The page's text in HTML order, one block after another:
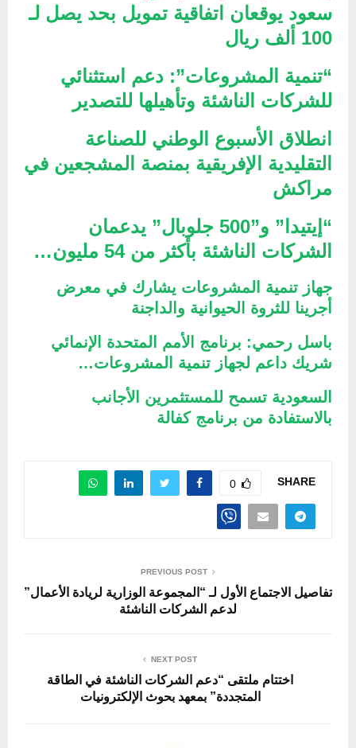
سعود يوقعان اتفاقية تمويل بحد يصل لـ
100 ألف ريال
“تنمية المشروعات”: دعم استثنائي
للشركات الناشئة وتأهيلها للتصدير
انطلاق الأسبوع الوطني للصناعة
التقليدية الإفريقية بمنصة المشجعين في
مراكش
“إيتيدا” و”500 جلوبال” يدعمان
الشركات الناشئة بأكثر من 54 مليون…
جهاز تنمية المشروعات يشارك في معرض
أجرينا للثروة الحيوانية والداجنة
باسل رحمي: برنامج الأمم المتحدة الإنمائي
شريك داعم لجهاز تنمية المشروعات…
السعودية تسمح للمستثمرين الأجانب
بالاستفادة من برنامج كفالة
SHARE
0
PREVIOUS POST
تفاصيل الاجتماع الأول لـ “المجموعة الوزارية لريادة الأعمال”
لدعم الشركات الناشئة
NEXT POST
اختتام ملتقى “دعم الشركات الناشئة في الطاقة
المتجددة” بمعهد بحوث الإلكترونيات